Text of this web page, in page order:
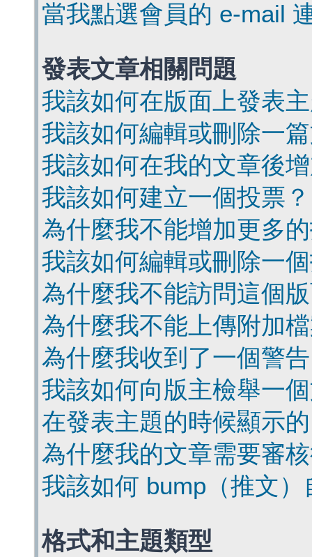
當我點選會員的 e-mail
發表文章相關問題
我該如何在版面上發表
我該如何編輯或刪除一
我該如何在我的文章後
我該如何建立一個投票？
為什麼我不能增加更多
我該如何編輯或刪除一
為什麼我不能訪問這個
為什麼我不能上傳附加
為什麼我收到了一個警
我該如何向版主檢舉一
在發表主題的時候顯示
為什麼我的文章需要審
我該如何 bump（推文
格式和主題類型